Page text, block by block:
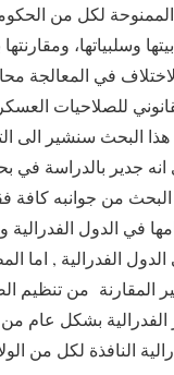
لكل من
في المعالجة
للصلاحيات
هذا البحث سنشير الى
انه جدير بالدراسة
من جوانبه كافة
في الدول
الفدرالية , اما
المقارنة من تنظيم
الفدرالية بشكل عام
النافذة لكل من